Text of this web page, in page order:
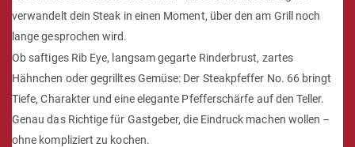
verwandelt dein Steak in einen Moment, über den am Grill noch
lange gesprochen wird.
Ob saftiges Rib Eye, langsam gegarte Rinderbrust, zartes
Hähnchen oder gegrilltes Gemüse: Der Steakpfeffer No. 66 bringt
Tiefe, Charakter und eine elegante Pfefferschärfe auf den Teller.
Genau das Richtige für Gastgeber, die Eindruck machen wollen –
ohne kompliziert zu kochen.